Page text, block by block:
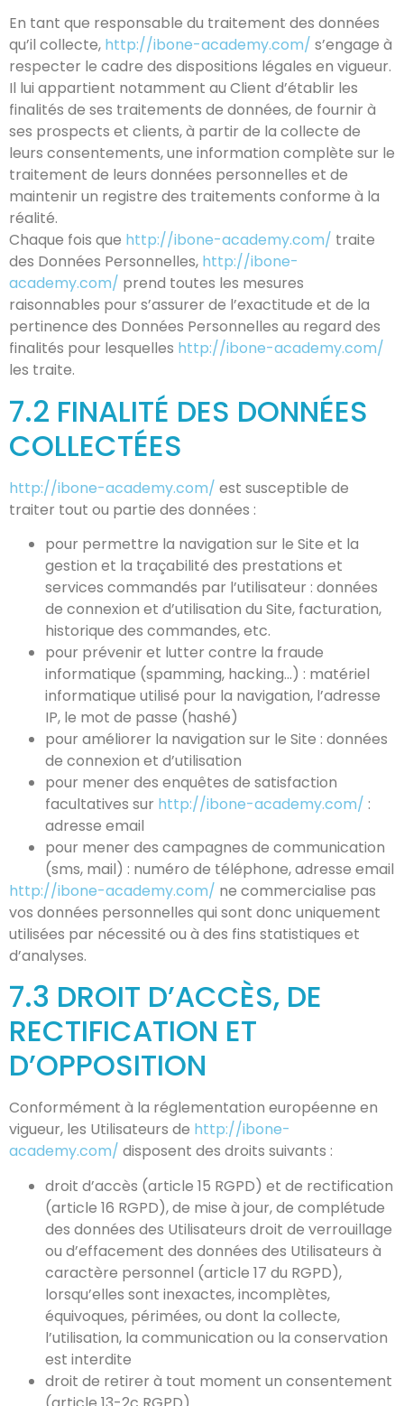
En tant que responsable du traitement des données
qu’il collecte, http://ibone-academy.com/ s’engage à
respecter le cadre des dispositions légales en vigueur.
Il lui appartient notamment au Client d’établir les
finalités de ses traitements de données, de fournir à
ses prospects et clients, à partir de la collecte de
leurs consentements, une information complète sur le
traitement de leurs données personnelles et de
maintenir un registre des traitements conforme à la
réalité.
Chaque fois que http://ibone-academy.com/ traite
des Données Personnelles, http://ibone-
academy.com/ prend toutes les mesures
raisonnables pour s’assurer de l’exactitude et de la
pertinence des Données Personnelles au regard des
finalités pour lesquelles http://ibone-academy.com/
les traite.
7.2 FINALITÉ DES DONNÉES
COLLECTÉES
http://ibone-academy.com/ est susceptible de
traiter tout ou partie des données :
pour permettre la navigation sur le Site et la
gestion et la traçabilité des prestations et
services commandés par l’utilisateur : données
de connexion et d’utilisation du Site, facturation,
historique des commandes, etc.
pour prévenir et lutter contre la fraude
informatique (spamming, hacking…) : matériel
informatique utilisé pour la navigation, l’adresse
IP, le mot de passe (hashé)
pour améliorer la navigation sur le Site : données
de connexion et d’utilisation
pour mener des enquêtes de satisfaction
facultatives sur http://ibone-academy.com/ :
adresse email
pour mener des campagnes de communication
(sms, mail) : numéro de téléphone, adresse email
http://ibone-academy.com/ ne commercialise pas
vos données personnelles qui sont donc uniquement
utilisées par nécessité ou à des fins statistiques et
d’analyses.
7.3 DROIT D’ACCÈS, DE
RECTIFICATION ET
D’OPPOSITION
Conformément à la réglementation européenne en
vigueur, les Utilisateurs de http://ibone-
academy.com/ disposent des droits suivants :
droit d’accès (article 15 RGPD) et de rectification
(article 16 RGPD), de mise à jour, de complétude
des données des Utilisateurs droit de verrouillage
ou d’effacement des données des Utilisateurs à
caractère personnel (article 17 du RGPD),
lorsqu’elles sont inexactes, incomplètes,
équivoques, périmées, ou dont la collecte,
l’utilisation, la communication ou la conservation
est interdite
droit de retirer à tout moment un consentement